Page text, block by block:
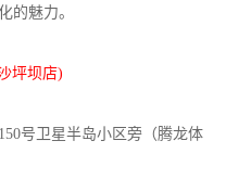
的魅力。
坪坝店)
号卫星半岛小区旁（腾龙体